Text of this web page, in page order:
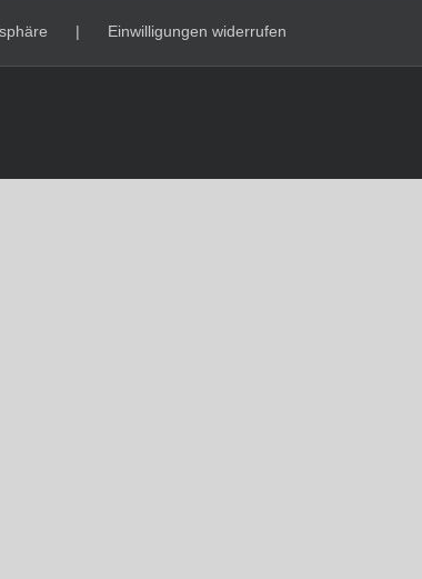
Einwilligungen widerrufen